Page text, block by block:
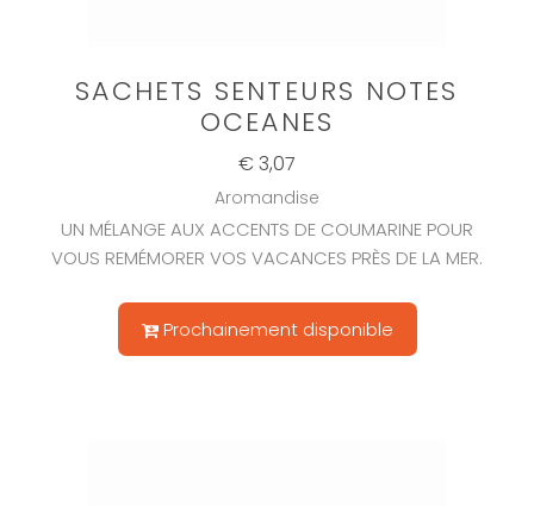
SACHETS SENTEURS NOTES
OCEANES
€ 3,07
Aromandise
UN MÉLANGE AUX ACCENTS DE COUMARINE POUR
VOUS REMÉMORER VOS VACANCES PRÈS DE LA MER.
Prochainement disponible